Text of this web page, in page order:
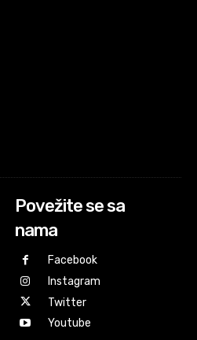
Povežite se sa
nama
Facebook
Instagram
Twitter
Youtube